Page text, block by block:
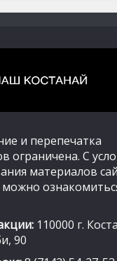
и перепечатка
ограничена. С
материалов
можно
110000 г.
90